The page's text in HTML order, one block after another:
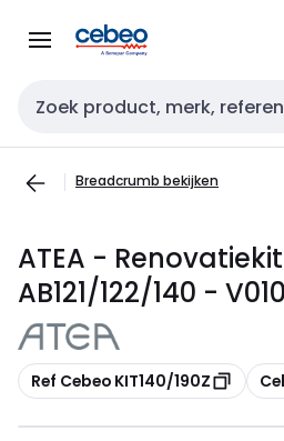
naar
naar
Zoekveld invoer
Breadcrumb bekijken
ATEA -
AB121/122/140 -
Kopiëren
Ref Cebeo KIT140/190Z